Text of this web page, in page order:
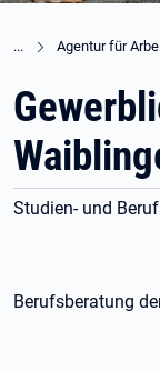
Agentur für
Studien- und
Berufsberatung